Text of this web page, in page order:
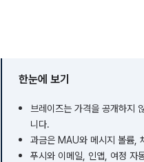
한눈에 보기
브레이즈는 가격을 공개하
니다.
과금은 MAU와 메시지 볼륨,
푸시와 이메일, 인앱, 여정 자